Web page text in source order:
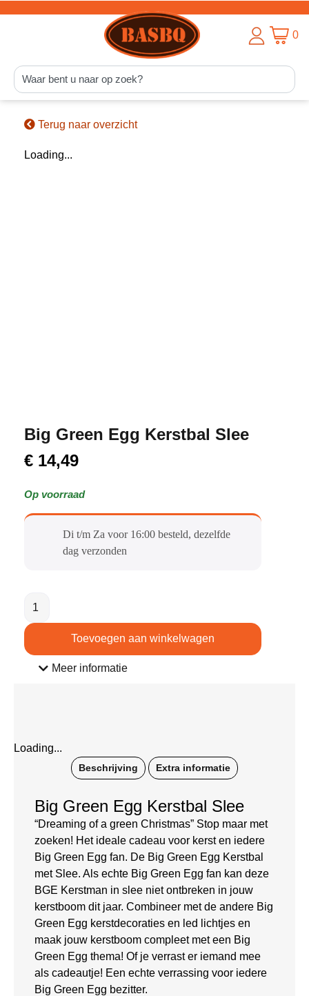
0
Terug naar overzicht
Loading...
Big Green Egg Kerstbal Slee
€ 14,49
Op voorraad
Di t/m Za voor 16:00 besteld, dezelfde
dag verzonden​
Toevoegen aan winkelwagen
Meer informatie
Loading...
Beschrijving Extra informatie
Big Green Egg Kerstbal Slee
“Dreaming of a green Christmas” Stop maar met
zoeken! Het ideale cadeau voor kerst en iedere
Big Green Egg fan. De Big Green Egg Kerstbal
met Slee. Als echte Big Green Egg fan kan deze
BGE Kerstman in slee niet ontbreken in jouw
kerstboom dit jaar. Combineer met de andere Big
Green Egg kerstdecoraties en led lichtjes en
maak jouw kerstboom compleet met een Big
Green Egg thema! Of je verrast er iemand mee
als cadeautje! Een echte verrassing voor iedere
Big Green Egg bezitter.